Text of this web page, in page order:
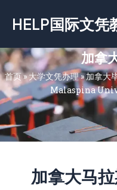
容
HELP国际文凭
加拿
首页»大学文凭办理»加拿大
Malaspina
加拿大马